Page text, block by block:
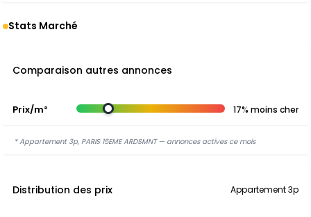
Stats Marché
Comparaison autres annonces
Prix/m² 17% moins cher
* Appartement 3p, PARIS 15EME ARDSMNT — annonces actives ce mois
Distribution des prix Appartement 3p